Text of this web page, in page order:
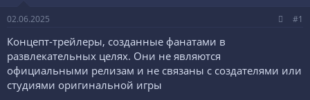
е
м
ы
л
а
02.06.2025 #1
Концепт-трейлеры, созданные фанатами в
развлекательных целях. Они не являются
официальными релизам и не связаны с создателями или
студиями оригинальной игры